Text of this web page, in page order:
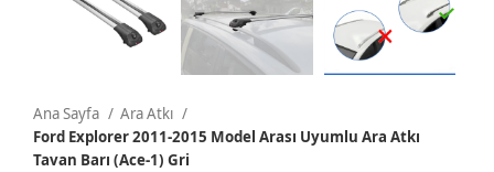
Ana Sayfa
Ara Atkı
Ford Explorer 2011-2015 Model Arası Uyumlu Ara Atkı
Tavan Barı (Ace-1) Gri